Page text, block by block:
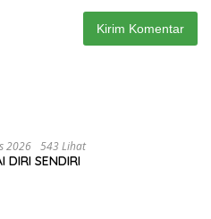
2026 543 Lihat
DIRI SENDIRI